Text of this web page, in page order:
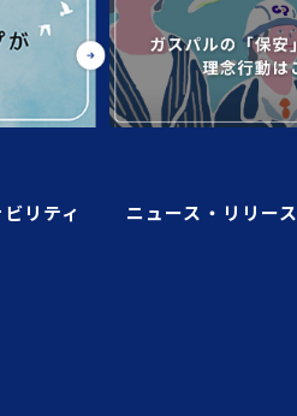
リティ ニュース・リリース